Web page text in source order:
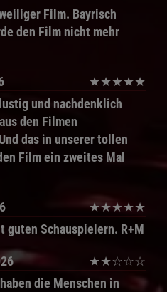
Film. Bayrisch
den Film nicht mehr
★★★★★
und nachdenklich
den Filmen
das in unserer tollen
Film ein zweites Mal
★★★★★
guten Schauspielern. R+M
★★☆☆☆
die Menschen in